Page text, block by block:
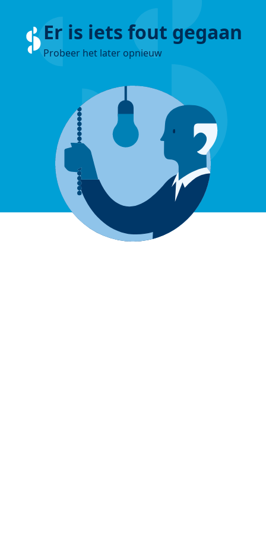
Er is iets fout gegaan
Probeer het later opnieuw